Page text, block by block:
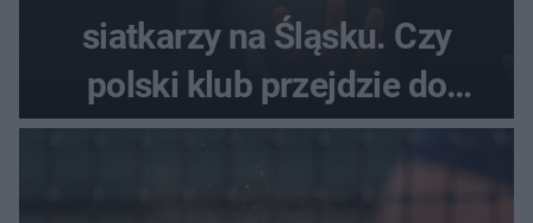
siatkarzy na Śląsku. Czy
polski klub przejdzie do
historii